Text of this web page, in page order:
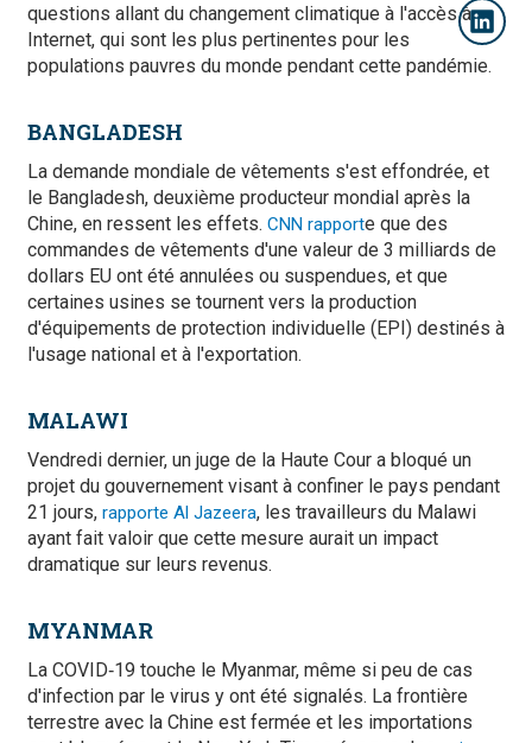
questions allant du changement climatique à l'accès à
Internet, qui sont les plus pertinentes pour les
populations pauvres du monde pendant cette pandémie.
BANGLADESH
La demande mondiale de vêtements s'est effondrée, et
le Bangladesh, deuxième producteur mondial après la
Chine, en ressent les effets. CNN rapporte que des
commandes de vêtements d'une valeur de 3 milliards de
dollars EU ont été annulées ou suspendues, et que
certaines usines se tournent vers la production
d'équipements de protection individuelle (EPI) destinés à
l'usage national et à l'exportation.
MALAWI
Vendredi dernier, un juge de la Haute Cour a bloqué un
projet du gouvernement visant à confiner le pays pendant
21 jours, rapporte Al Jazeera, les travailleurs du Malawi
ayant fait valoir que cette mesure aurait un impact
dramatique sur leurs revenus.
MYANMAR
La COVID‑19 touche le Myanmar, même si peu de cas
d'infection par le virus y ont été signalés. La frontière
terrestre avec la Chine est fermée et les importations